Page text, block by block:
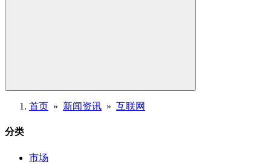
首页 » 新闻资讯 » 互联网
分类
市场